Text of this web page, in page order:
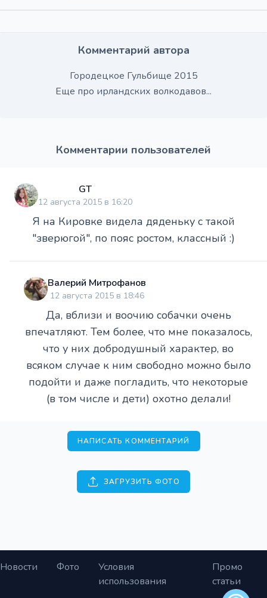
Комментарий автора
Городецкое Гульбище 2015
Еще про ирландских волкодавов...
Комментарии пользователей
GT
12 августа 2015 в 16:20
Я на Кировке видела дяденьку с такой
"зверюгой", по пояс ростом, классный :)
Валерий Митрофанов
12 августа 2015 в 18:46
Да, вблизи и воочию собачки очень
впечатляют. Тем более, что мне показалось,
что у них добродушный характер, во
всяком случае к ним свободно можно было
подойти и даже погладить, что некоторые
(в том числе и дети) охотно делали!
НАПИСАТЬ КОММЕНТАРИЙ
ЗАГРУЗИТЬ ФОТО
Новости Фото
Условия
использования
Промо
статьи